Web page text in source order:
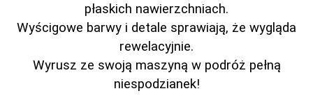
płaskich nawierzchniach.
Wyścigowe barwy i detale sprawiają, że wygląda
rewelacyjnie.
Wyrusz ze swoją maszyną w podróż pełną
niespodzianek!